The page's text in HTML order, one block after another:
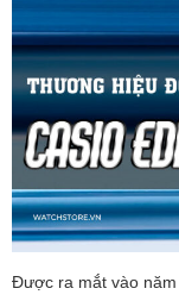
Được ra mắt vào